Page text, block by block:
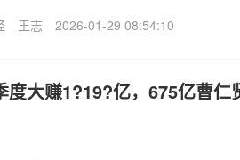
王志 2026-01-29 08:54:10
度大赚1?19?亿，675亿曹仁